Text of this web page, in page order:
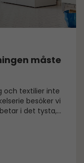
måste
och textilier inte
besöker vi
i det tysta,